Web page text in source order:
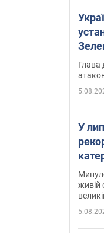
Глава
У
живій